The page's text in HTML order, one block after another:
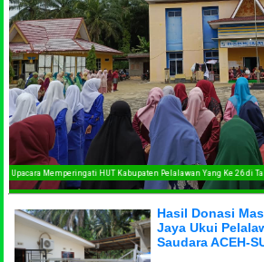
Upacara Memperingati HUT Kabupaten Pelalawan Yang Ke
Hasil Donasi
Jaya Ukui
Saudara ACEH-